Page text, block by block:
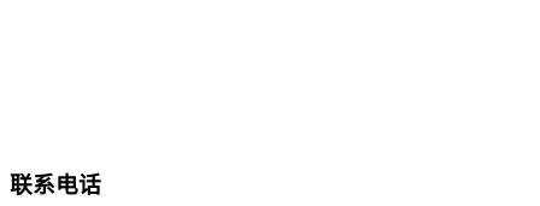
联系电话